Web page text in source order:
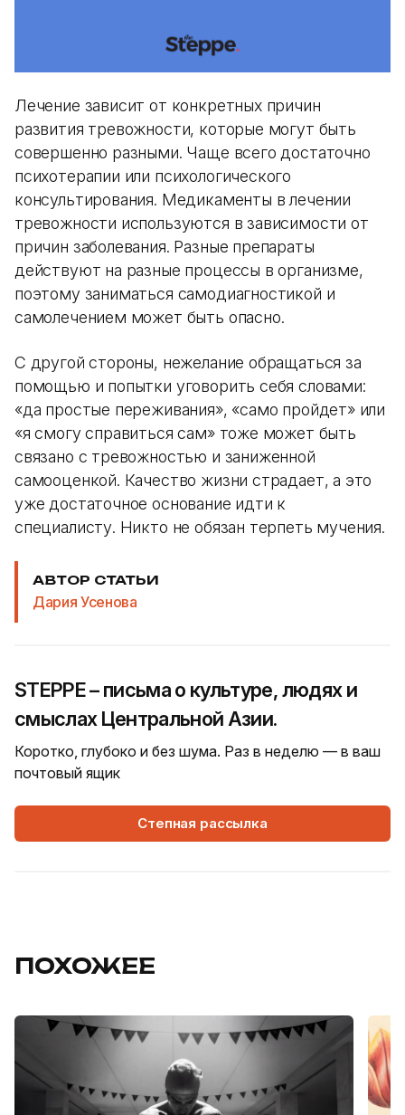
Лечение зависит от конкретных причин
развития тревожности, которые могут быть
совершенно разными. Чаще всего достаточно
психотерапии или психологического
консультирования. Медикаменты в лечении
тревожности используются в зависимости от
причин заболевания. Разные препараты
действуют на разные процессы в организме,
поэтому заниматься самодиагностикой и
самолечением может быть опасно.
С другой стороны, нежелание обращаться за
помощью и попытки уговорить себя словами:
«да простые переживания», «само пройдет» или
«я смогу справиться сам» тоже может быть
связано с тревожностью и заниженной
самооценкой. Качество жизни страдает, а это
уже достаточное основание идти к
специалисту. Никто не обязан терпеть мучения.
АВТОР СТАТЬИ
Дария Усенова
STEPPE – письма о культуре, людях и
смыслах Центральной Азии.
Коротко, глубоко и без шума. Раз в неделю — в ваш
почтовый ящик
Степная рассылка
ПОХОЖЕЕ